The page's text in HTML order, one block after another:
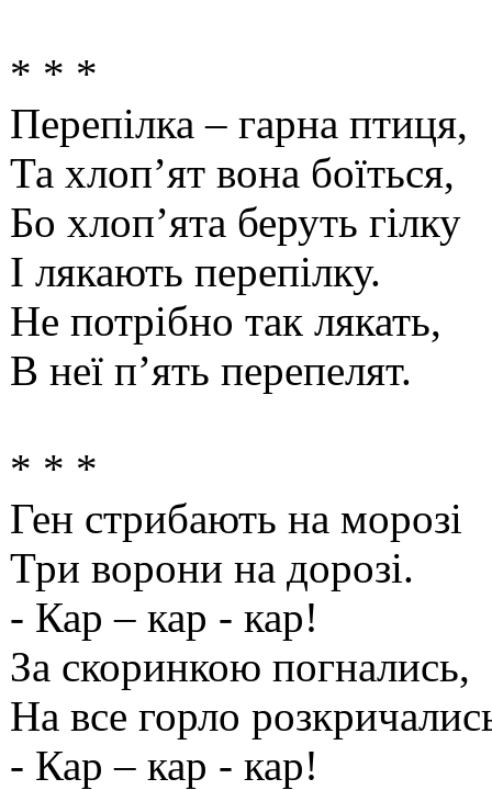
* * *
Перепілка – гарна птиця,
Та хлоп’ят вона боїться,
Бо хлоп’ята беруть гілку
І лякають перепілку.
Не потрібно так лякать,
В неї п’ять перепелят.
* * *
Ген стрибають на морозі
Три ворони на дорозі.
- Кар – кар - кар!
За скоринкою погнались,
На все горло
- Кар – кар - кар!